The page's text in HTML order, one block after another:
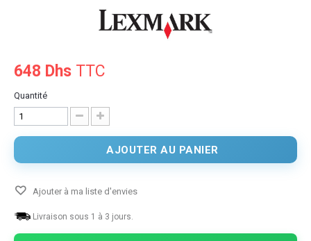
648 Dhs TTC
Quantité
AJOUTER AU PANIER
Ajouter à ma liste d'envies
Livraison sous 1 à 3 jours.